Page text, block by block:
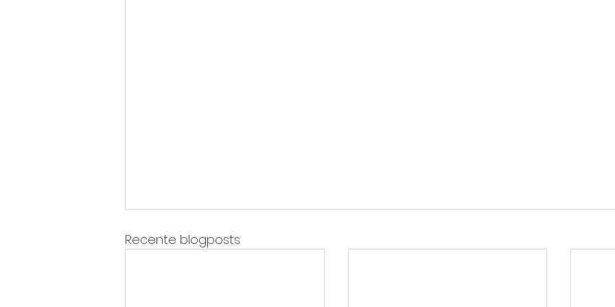
Recente blogposts